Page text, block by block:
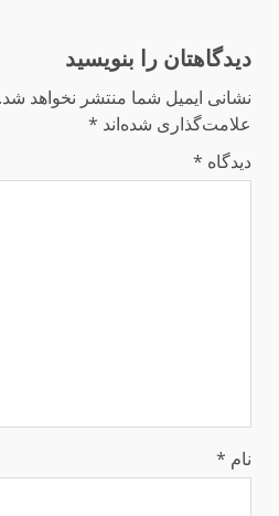
دیدگاهتان را بنویسید
نشانی ایمیل شما منتشر نخواهد شد.
علامت‌گذاری شده‌اند *
دیدگاه *
نام *